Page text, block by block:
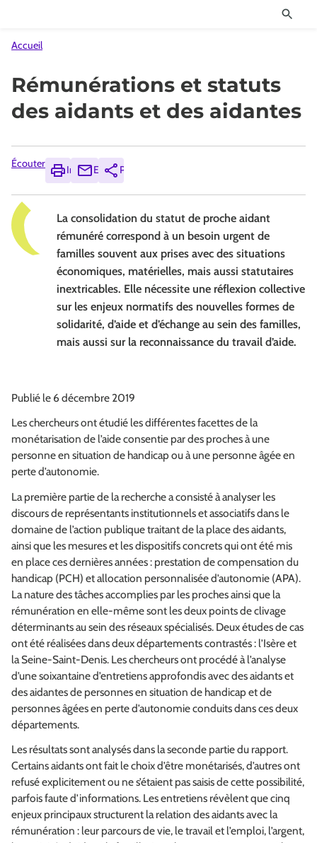
Accueil
Rémunérations et statuts
des aidants et des aidantes
Écouter
ImprimerEnvoyerPartager
La consolidation du statut de proche aidant
rémunéré correspond à un besoin urgent de
familles souvent aux prises avec des situations
économiques, matérielles, mais aussi statutaires
inextricables. Elle nécessite une réflexion collective
sur les enjeux normatifs des nouvelles formes de
solidarité, d’aide et d’échange au sein des familles,
mais aussi sur la reconnaissance du travail d’aide.
Publié le 6 décembre 2019
Les chercheurs ont étudié les différentes facettes de la
monétarisation de l’aide consentie par des proches à une
personne en situation de handicap ou à une personne âgée en
perte d’autonomie.
La première partie de la recherche a consisté à analyser les
discours de représentants institutionnels et associatifs dans le
domaine de l’action publique traitant de la place des aidants,
ainsi que les mesures et les dispositifs concrets qui ont été mis
en place ces dernières années : prestation de compensation du
handicap (PCH) et allocation personnalisée d’autonomie (APA).
La nature des tâches accomplies par les proches ainsi que la
rémunération en elle-même sont les deux points de clivage
déterminants au sein des réseaux spécialisés. Deux études de cas
ont été réalisées dans deux départements contrastés : l’Isère et
la Seine-Saint-Denis. Les chercheurs ont procédé à l’analyse
d’une soixantaine d’entretiens approfondis avec des aidants et
des aidantes de personnes en situation de handicap et de
personnes âgées en perte d’autonomie conduits dans ces deux
départements.
Les résultats sont analysés dans la seconde partie du rapport.
Certains aidants ont fait le choix d’être monétarisés, d’autres ont
refusé explicitement ou ne s’étaient pas saisis de cette possibilité,
parfois faute d’informations. Les entretiens révèlent que cinq
enjeux principaux structurent la relation des aidants avec la
rémunération : leur parcours de vie, le travail et l’emploi, l’argent,